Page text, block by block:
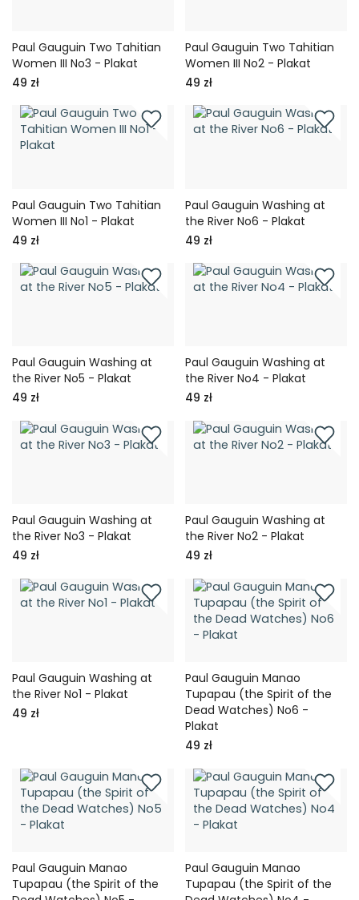
Paul Gauguin Two Tahitian
Women III No3 - Plakat
49 zł
Paul Gauguin Two Tahitian
Women III No2 - Plakat
49 zł
Paul Gauguin Two Tahitian
Women III No1 - Plakat
49 zł
Paul Gauguin Washing at
the River No6 - Plakat
49 zł
Paul Gauguin Washing at
the River No5 - Plakat
49 zł
Paul Gauguin Washing at
the River No4 - Plakat
49 zł
Paul Gauguin Washing at
the River No3 - Plakat
49 zł
Paul Gauguin Washing at
the River No2 - Plakat
49 zł
Paul Gauguin Washing at
the River No1 - Plakat
49 zł
Paul Gauguin Manao
Tupapau (the Spirit of the
Dead Watches) No6 -
Plakat
49 zł
Paul Gauguin Manao
Tupapau (the Spirit of the
Paul Gauguin Manao
Tupapau (the Spirit of the